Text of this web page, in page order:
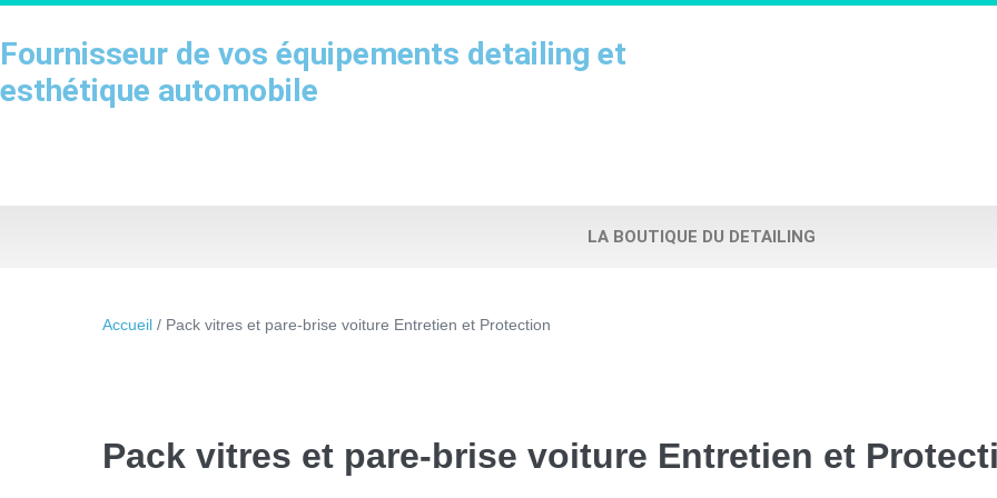
au
contenu
Fournisseur de vos équipements detailing et
esthétique automobile
LA BOUTIQUE DU DETAILING
Accueil / Pack vitres et pare-brise voiture Entretien et Protection
Pack vitres et pare-brise voiture Entretien et